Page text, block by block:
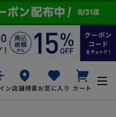
ン店舗検索お気に入り カート